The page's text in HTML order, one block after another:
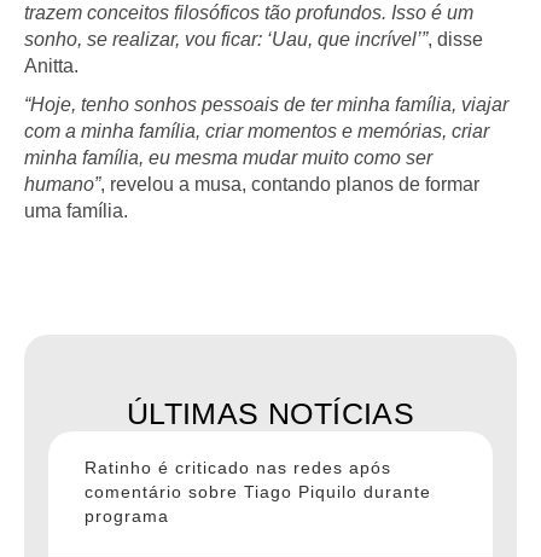
trazem conceitos filosóficos tão profundos. Isso é um
sonho, se realizar, vou ficar: ‘Uau, que incrível’”, disse
Anitta.
“Hoje, tenho sonhos pessoais de ter minha família, viajar
com a minha família, criar momentos e memórias, criar
minha família, eu mesma mudar muito como ser
humano”, revelou a musa, contando planos de formar
uma família.
ÚLTIMAS NOTÍCIAS
Ratinho é criticado nas redes após
comentário sobre Tiago Piquilo durante
programa